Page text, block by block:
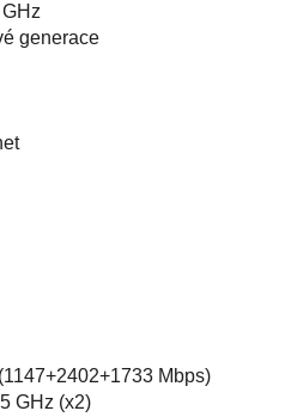
generace
Mbps)
GHz (x2)